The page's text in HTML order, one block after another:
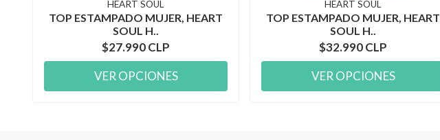
HEART SOUL
TOP ESTAMPADO MUJER, HEART
SOUL H..
$27.990 CLP
VER OPCIONES
HEART SOUL
TOP ESTAMPADO MUJER, HEART
SOUL H..
$32.990 CLP
VER OPCIONES